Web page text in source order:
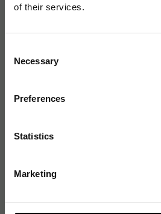
of their services.
Selection
Necessary
Preferences
Statistics
Marketing
Produktspecifikationer
Materialtyp Plast
Användningsområde